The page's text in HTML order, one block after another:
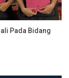
Pada Bidang